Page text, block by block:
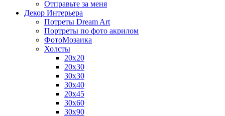
Отправьте за меня
Декор Интерьера
Потреты Dream Art
Портреты по фото акрилом
ФотоМозаика
Холсты
20х20
20х30
30х30
30х40
20х45
30х60
30х90